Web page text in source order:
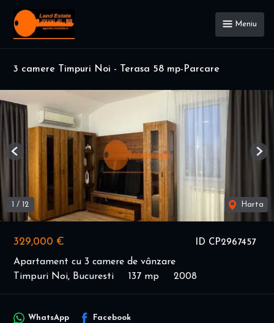
Meniu
3 camere Timpuri Noi - Terasa 58 mp-Parcare
ID CP2967457
329,000 €
Apartament cu 3 camere de vânzare
Timpuri Noi, Bucuresti
137 mp 2008
1 / 12 Harta
Previous
WhatsApp Facebook